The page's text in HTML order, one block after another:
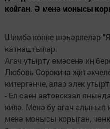
койган. Ә менә монысы
Шимбә көнне шәһәрлеләр
катнаштылар.
Агач утырту өмәсенә иң
Любовь Сорокина
китергәнче, алар элек
- Ел саен автовокзал
килә. Менә бу агач алынып
менә монысы корыган,